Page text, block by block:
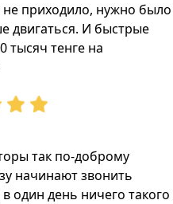
не приходило, нужно было
двигаться. И быстрые
тенге на
так по-доброму
начинают звонить
один день ничего такого